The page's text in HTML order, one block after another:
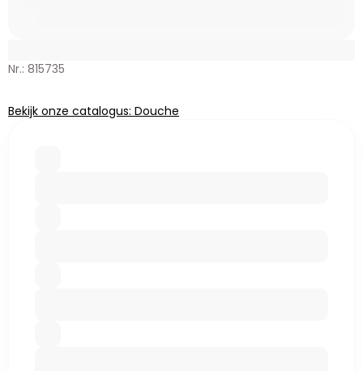
Nr.: 815735
Bekijk onze catalogus: Douche